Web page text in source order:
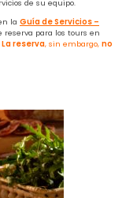
de su equipo.
la Guía de Servicios –
reserva para los tours en
La reserva, sin embargo, no